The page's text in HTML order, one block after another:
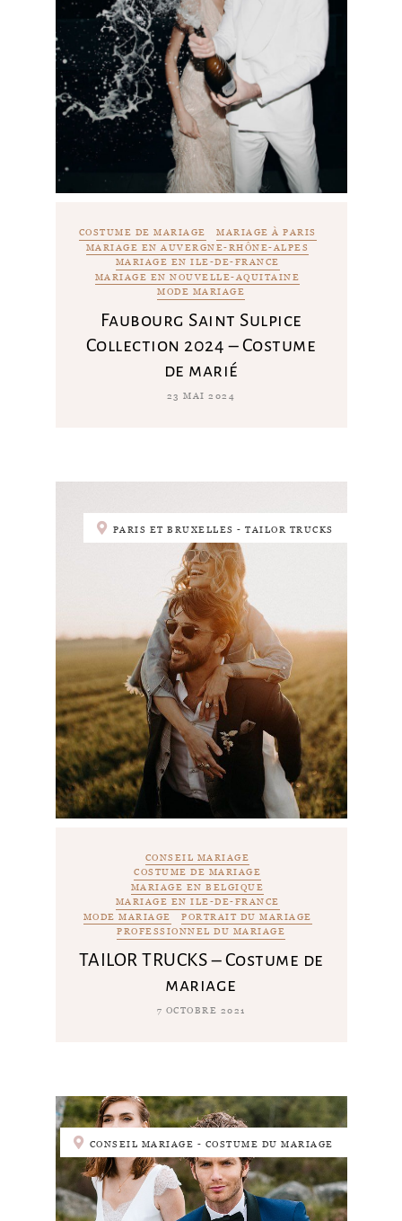
COSTUME DE MARIAGE
MARIAGE À PARIS
MARIAGE EN AUVERGNE-RHÔNE-ALPES
MARIAGE EN ILE-DE-FRANCE
MARIAGE EN NOUVELLE-AQUITAINE
MODE MARIAGE
Faubourg Saint Sulpice
Collection 2024 – Costume
de marié
23 MAI 2024
PARIS ET BRUXELLES - TAILOR TRUCKS
CONSEIL MARIAGE
COSTUME DE MARIAGE
MARIAGE EN BELGIQUE
MARIAGE EN ILE-DE-FRANCE
MODE MARIAGE
PORTRAIT DU MARIAGE
PROFESSIONNEL DU MARIAGE
TAILOR TRUCKS – Costume de
mariage
7 OCTOBRE 2021
CONSEIL MARIAGE - COSTUME DU MARIAGE